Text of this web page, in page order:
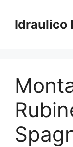
contenuto
Idraulico